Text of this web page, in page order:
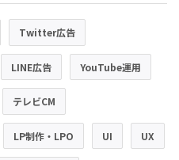
Twitter広告
LINE広告 YouTube運用
テレビCM
LP制作・LPO UI UX